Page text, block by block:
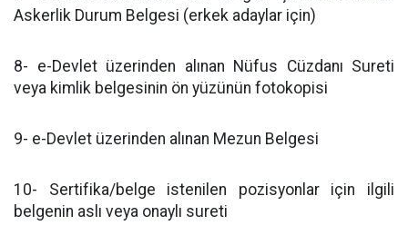
Askerlik Durum Belgesi (erkek adaylar için)
8- e-Devlet üzerinden alınan Nüfus Cüzdanı Sureti
veya kimlik belgesinin ön yüzünün fotokopisi
9- e-Devlet üzerinden alınan Mezun Belgesi
10- Sertifika/belge istenilen pozisyonlar için ilgili
belgenin aslı veya onaylı sureti